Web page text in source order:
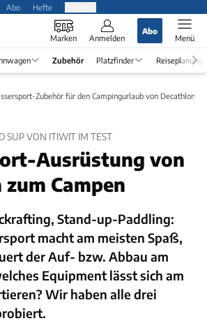
Abo Hefte
Marken Anmelden
Abo
Menü
Zubehör Platzfinder Reiseplanung
Zubehör für den Campingurlaub von Decathlon
SUP VON ITIWIT IM TEST
Ausrüstung von
Campen
Stand-up-Paddling:
macht am meisten Spaß,
der Auf- bzw. Abbau am
Equipment lässt sich am
Wir haben alle drei